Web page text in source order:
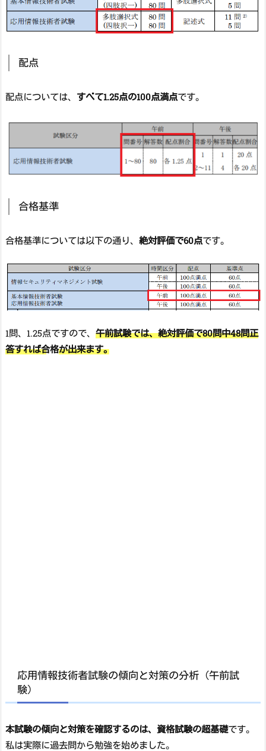
配点
配点については、 すべて1.25点の100点満点です。
合格基準
合格基準については以下の通り、 絶対評価で60点です。
1問、1.25点ですので、 午前試験では、絶対評価で80問中48問正
答すれば合格が出来ます。
応用情報技術者試験の傾向と対策の分析（午前試
験）
本試験の傾向と対策を確認するのは、資格試験の超基礎です。
私は実際に過去問から勉強を始めました。